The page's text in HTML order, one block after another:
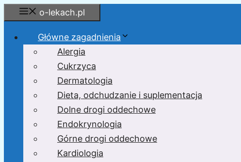
Przejdź
do
o-lekach.pl
Główne zagadnienia
Alergia
Cukrzyca
Dermatologia
Dieta, odchudzanie i suplementacja
Dolne drogi oddechowe
Endokrynologia
Górne drogi oddechowe
Kardiologia